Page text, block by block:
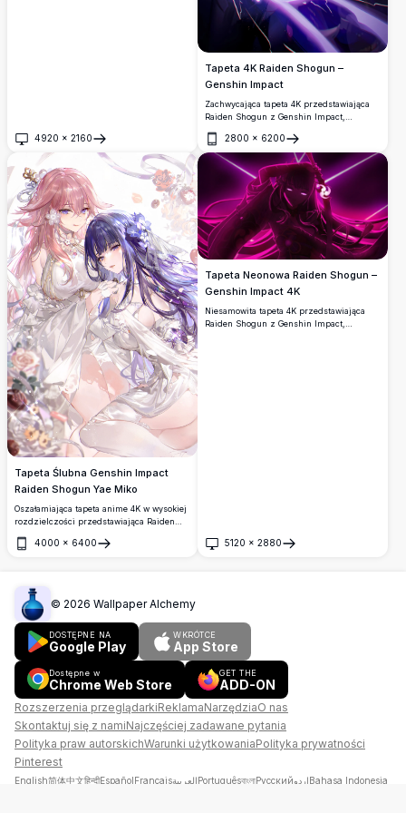
4920 × 2160
Otwórz
Tapeta 4K Raiden Shogun –
Genshin Impact
Zachwycająca tapeta 4K przedstawiająca
Raiden Shogun z Genshin Impact,
gwałtowną fioletową energią błyskawic. Jej
eleganckie kimono i dynamiczna poza
emanują boską mocą w tej tapecie
fanowskiej w ultra wysokiej
rozdzielczości.
2800 × 6200
Otwórz
Tapeta Ślubna Genshin Impact
Raiden Shogun Yae Miko
Oszałamiająca tapeta anime 4K w wysokiej
rozdzielczości przedstawiająca Raiden
eleganckich białych sukniach ślubnych,
4000 × 6400
Otwórz
Tapeta Neonowa Raiden Shogun –
Genshin Impact 4K
Niesamowita tapeta 4K przedstawiająca
Raiden Shogun z Genshin Impact,
5120 × 2880
Otwórz
© 2026 Wallpaper Alchemy
DOSTĘPNE NA
Google Play
WKRÓTCE
App Store
Dostępne w
Chrome Web Store
GET THE
ADD-ON
Rozszerzenia przeglądarkiReklamaNarzędziaO nas
Skontaktuj się z namiNajczęściej zadawane pytania
Polityka praw autorskichWarunki użytkowaniaPolityka prywatności
Pinterest
English简体中文हिन्दीEspañolFrançaisالعربيةPortuguêsবাংলাРусскийاردوBahasa Indonesia